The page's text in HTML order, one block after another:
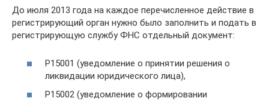
До июля 2013 года на каждое перечисленное действие в
регистрирующий орган нужно было заполнить и подать в
регистрирующую службу ФНС отдельный документ:
Р15001 (уведомление о принятии решения о
ликвидации юридического лица),
Р15002 (уведомление о формировании